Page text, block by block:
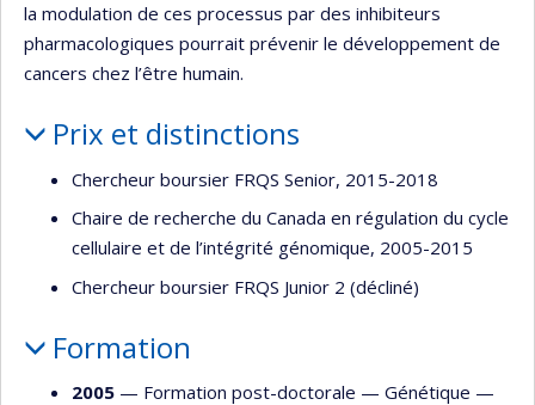
la modulation de ces processus par des inhibiteurs
pharmacologiques pourrait prévenir le développement de
cancers chez l’être humain.
Prix et distinctions
Chercheur boursier FRQS Senior, 2015-2018
Chaire de recherche du Canada en régulation du cycle
cellulaire et de l’intégrité génomique, 2005-2015
Chercheur boursier FRQS Junior 2 (décliné)
Formation
2005 — Formation post-doctorale — Génétique —